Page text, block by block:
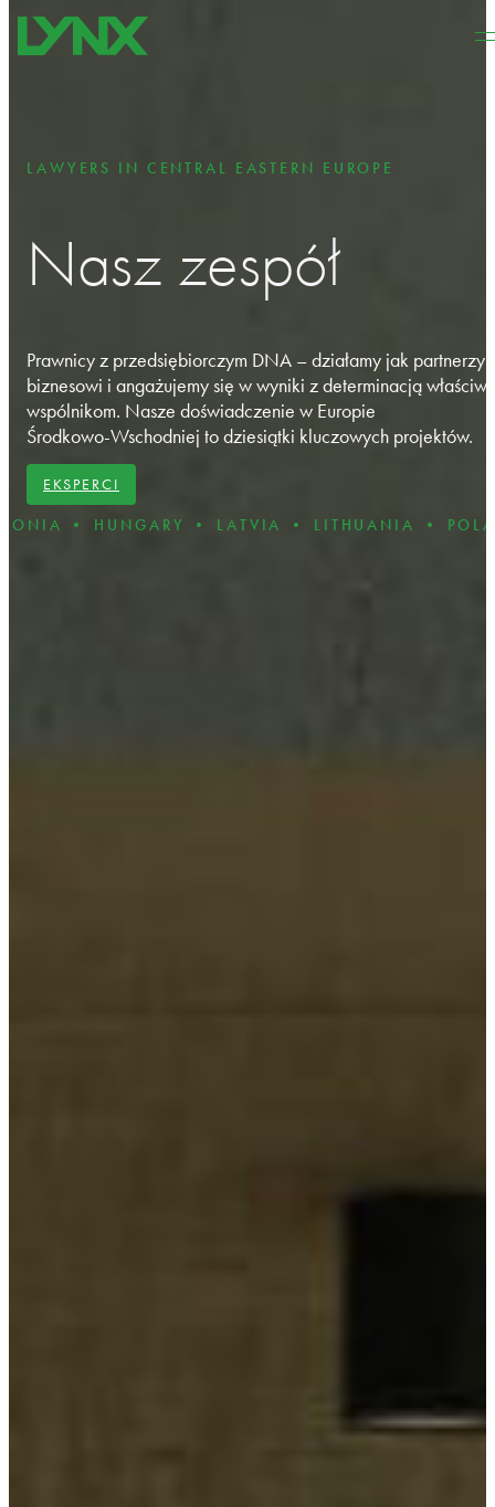
Przejdź do głównej treści
LAWYERS IN CENTRAL EASTERN EUROPE
Nasz zespół
Prawnicy z przedsiębiorczym DNA – działamy jak partnerzy
biznesowi i angażujemy się w wyniki z determinacją
wspólnikom. Nasze doświadczenie w Europie
Środkowo‑Wschodniej to dziesiątki kluczowych projektów.
EKSPERCI
• LATVIA • LITHUANIA • POLAND •